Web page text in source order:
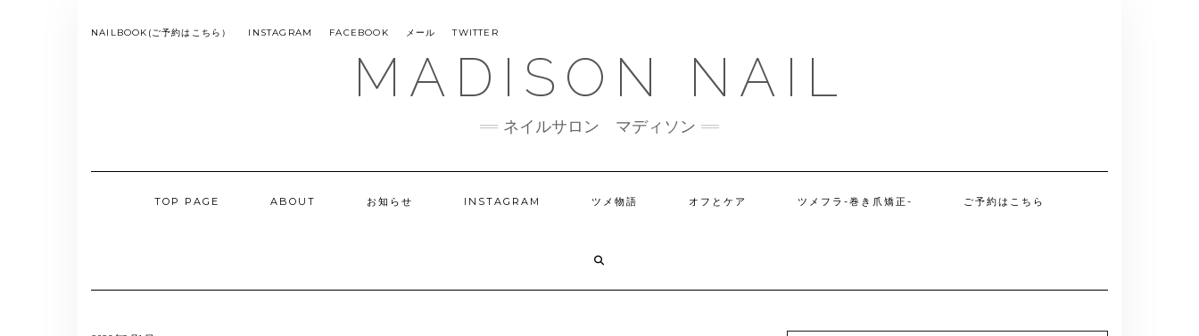
MENU
NAILBOOK(ご予約はこちら） INSTAGRAM FACEBOOK メール TWITTER
MADISON NAIL
ネイルサロン マディソン
TOP PAGE ABOUT お知らせ INSTAGRAM ツメ物語 オフとケア ツメフラ-巻き爪矯正- ご予約はこちら